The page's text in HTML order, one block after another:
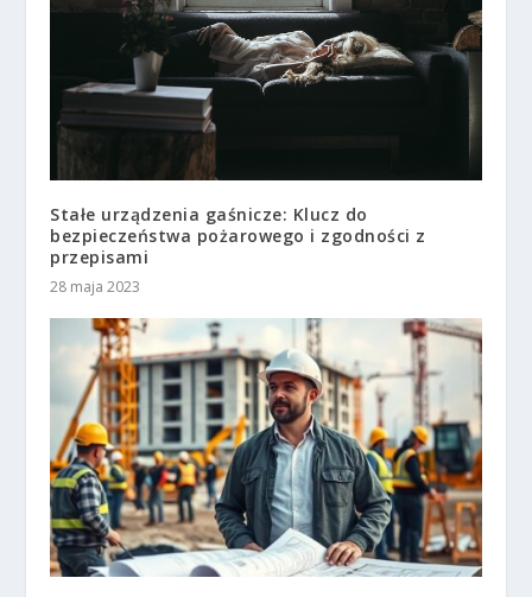
Stałe urządzenia gaśnicze: Klucz do
bezpieczeństwa pożarowego i zgodności z
przepisami
28 maja 2023